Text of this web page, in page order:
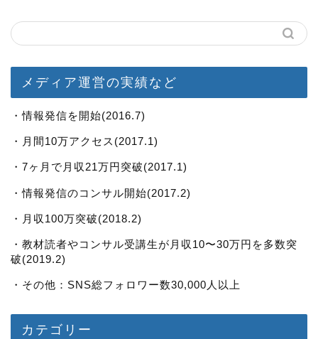
メディア運営の実績など
・情報発信を開始(2016.7)
・月間10万アクセス(2017.1)
・7ヶ月で月収21万円突破(2017.1)
・情報発信のコンサル開始(2017.2)
・月収100万突破(2018.2)
・教材読者やコンサル受講生が月収10〜30万円を多数突
破(2019.2)
・その他：SNS総フォロワー数30,000人以上
カテゴリー